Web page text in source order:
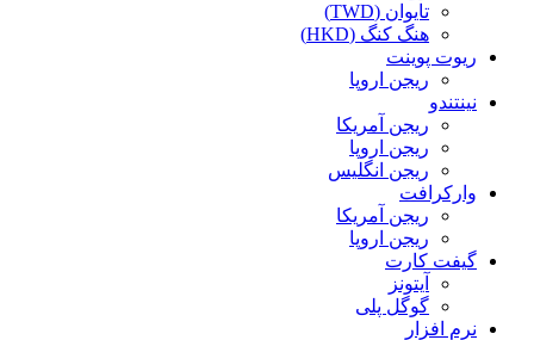
تایوان (TWD)
هنگ کنگ (HKD)
ریوت پوینت
ریجن اروپا
نینتندو
ریجن آمریکا
ریجن اروپا
ریجن انگلیس
وارکرافت
ریجن آمریکا
ریجن اروپا
گیفت کارت
آیتونز
گوگل پلی
نرم افزار